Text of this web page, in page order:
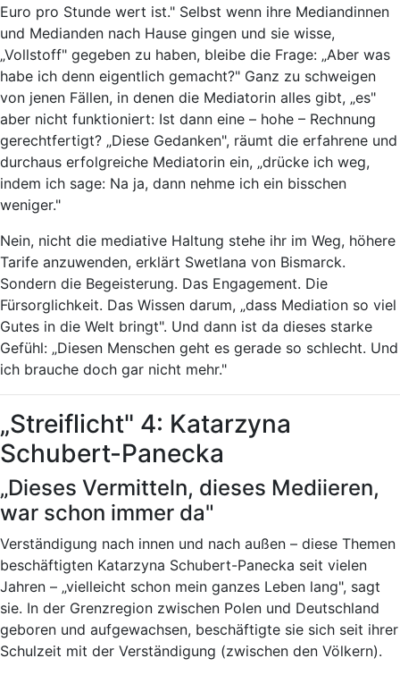
Euro pro Stunde wert ist." Selbst wenn ihre Mediandinnen
und Medianden nach Hause gingen und sie wisse,
„Vollstoff" gegeben zu haben, bleibe die Frage: „Aber was
habe ich denn eigentlich gemacht?" Ganz zu schweigen
von jenen Fällen, in denen die Mediatorin alles gibt, „es"
aber nicht funktioniert: Ist dann eine – hohe – Rechnung
gerechtfertigt? „Diese Gedanken", räumt die erfahrene und
durchaus erfolgreiche Mediatorin ein, „drücke ich weg,
indem ich sage: Na ja, dann nehme ich ein bisschen
weniger."
Nein, nicht die mediative Haltung stehe ihr im Weg, höhere
Tarife anzuwenden, erklärt Swetlana von Bismarck.
Sondern die Begeisterung. Das Engagement. Die
Fürsorglichkeit. Das Wissen darum, „dass Mediation so viel
Gutes in die Welt bringt". Und dann ist da dieses starke
Gefühl: „Diesen Menschen geht es gerade so schlecht. Und
ich brauche doch gar nicht mehr."
„Streiflicht" 4: Katarzyna
Schubert-Panecka
„Dieses Vermitteln, dieses Mediieren,
war schon immer da"
Verständigung nach innen und nach außen – diese Themen
beschäftigten Katarzyna Schubert-Panecka seit vielen
Jahren – „vielleicht schon mein ganzes Leben lang", sagt
sie. In der Grenzregion zwischen Polen und Deutschland
geboren und aufgewachsen, beschäftigte sie sich seit ihrer
Schulzeit mit der Verständigung (zwischen den Völkern).